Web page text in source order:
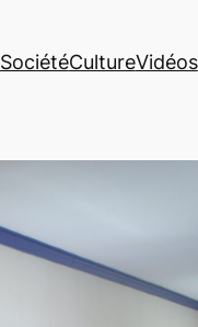
SociétéCultureVidéos